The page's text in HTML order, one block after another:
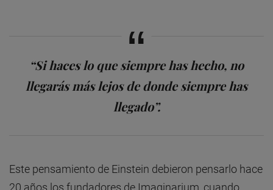
“Si haces lo que siempre has hecho, no
llegarás más lejos de donde siempre has
llegado”.
Este pensamiento de Einstein debieron pensarlo hace
20 años los fundadores de Imaginarium, cuando